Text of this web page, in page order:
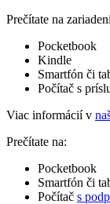
Prečítate na
Pocketbook
Kindle
Smartfón či
Počítač s
Viac informácií v
Prečítate na:
Pocketbook
Smartfón či
Počítač s